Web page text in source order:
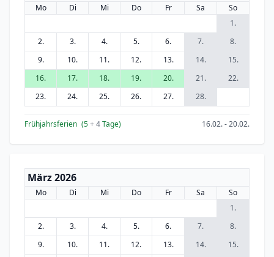
Mo Di Mi Do Fr Sa
So
1.
2.
3. 4. 5. 6. 7.
8.
9.
10. 11. 12. 13. 14.
15.
16.
17. 18. 19. 20. 21.
22.
23.
24. 25. 26. 27. 28.
Frühjahrsferien (5+ 4Tage) 16.02. - 20.02.
März 2026
Mo Di Mi Do Fr Sa
So
1.
2.
3. 4. 5. 6. 7.
8.
9.
10. 11. 12. 13. 14.
15.